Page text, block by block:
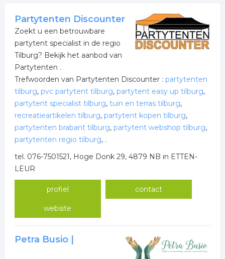
Partytenten Discounter
Zoekt u een betrouwbare
partytent specialist in de regio
Tilburg? Bekijk het aanbod van
Partytenten .
Trefwoorden van Partytenten Discounter : partytenten
tilburg, pvc partytent tilburg, partytent easy up tilburg,
partytent specialist tilburg, tuin en terras tilburg,
recreatieartikelen tilburg, partytent kopen tilburg,
partytenten brabant tilburg, partytent webshop tilburg,
partytenten regio tilburg, .
tel. 076-7501521, Hoge Donk 29, 4879 NB in ETTEN-
LEUR
profiel contact
website
Petra Busio |